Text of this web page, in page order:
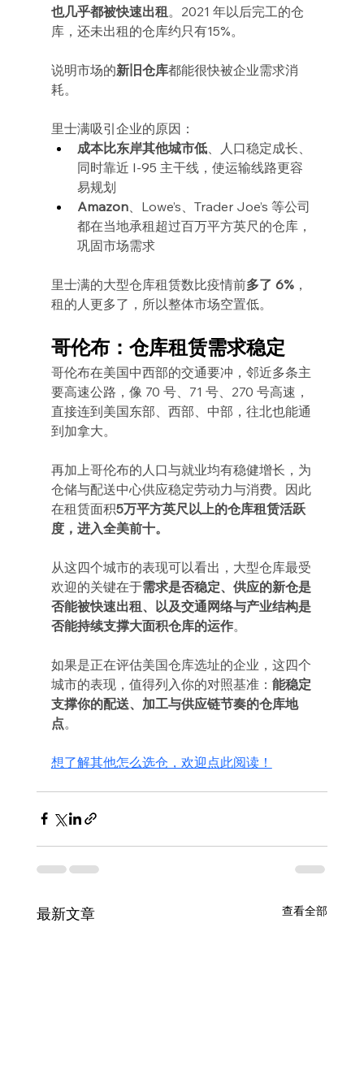
也几乎都被快速出租 。2021 年以后完工的仓
库，还未出租的仓库约只有15%。
说明市场的新旧仓库都能很快被企业需求消
耗。
里士满吸引企业的原因：
成本比东岸其他城市低、人口稳定成长、
同时靠近 I-95 主干线，使运输线路更容
易规划
Amazon、Lowe’s、Trader Joe’s 等公司
都在当地承租超过百万平方英尺的仓库，
巩固市场需求
里士满的大型仓库租赁数比疫情前多了 6%，
租的人更多了，所以整体市场空置低。
哥伦布：仓库租赁需求稳定
哥伦布在美国中西部的交通要冲，邻近多条主
要高速公路，像 70 号、71 号、270 号高速，
直接连到美国东部、西部、中部，往北也能通
到加拿大。
再加上哥伦布的人口与就业均有稳健增长，为
仓储与配送中心供应稳定劳动力与消费。因此
在租赁面积5万平方英尺以上的仓库租赁活跃
度，进入全美前十。
从这四个城市的表现可以看出，大型仓库最受
欢迎的关键在于需求是否稳定、供应的新仓是
否能被快速出租、以及交通网络与产业结构是
否能持续支撑大面积仓库的运作。
如果是正在评估美国仓库选址的企业，这四个
城市的表现，值得列入你的对照基准： 能稳定
支撑你的配送、加工与供应链节奏的仓库地
点。
想了解其他怎么选仓，欢迎点此阅读！
最新文章 查看全部